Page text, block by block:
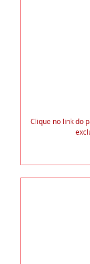
Clique no link do